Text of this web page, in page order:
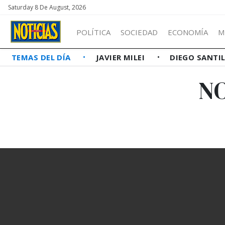
Saturday 8 De August, 2026
POLÍTICA SOCIEDAD ECONOMÍA
TEMAS DEL DÍA JAVIER MILEI DIEGO